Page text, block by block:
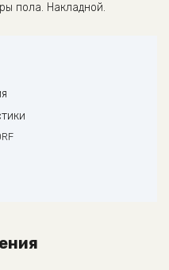
пола. Накладной.